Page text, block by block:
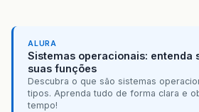
ALURA
Sistemas operacionais: entenda
suas funções
Descubra o que são sistemas
tipos. Aprenda tudo de forma clara e
tempo!